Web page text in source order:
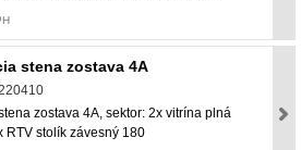
stena zostava 4A
zostava 4A, sektor: 2x vitrína plná
RTV stolík závesný 180